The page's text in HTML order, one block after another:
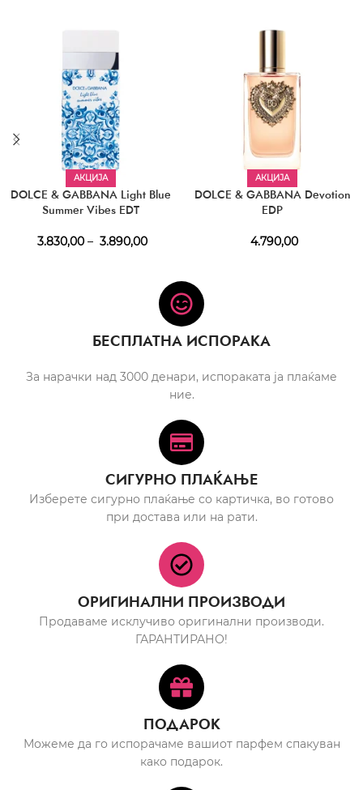
АКЦИЈА
DOLCE & GABBANA Light Blue
Summer Vibes EDT
3.830,00 – 3.890,00
АКЦИЈА
DOLCE & GABBANA Devotion
EDP
4.790,00
БЕСПЛАТНА ИСПОРАКА
За нарачки над 3000 денари, испораката ја плаќаме
ние.
СИГУРНО ПЛАЌАЊЕ
Изберете сигурно плаќање со картичка, во готово
при достава или на рати.
ОРИГИНАЛНИ ПРОИЗВОДИ
Продаваме исклучиво оригинални производи.
ГАРАНТИРАНО!
ПОДАРОК
Можеме да го испорачаме вашиот парфем спакуван
како подарок.